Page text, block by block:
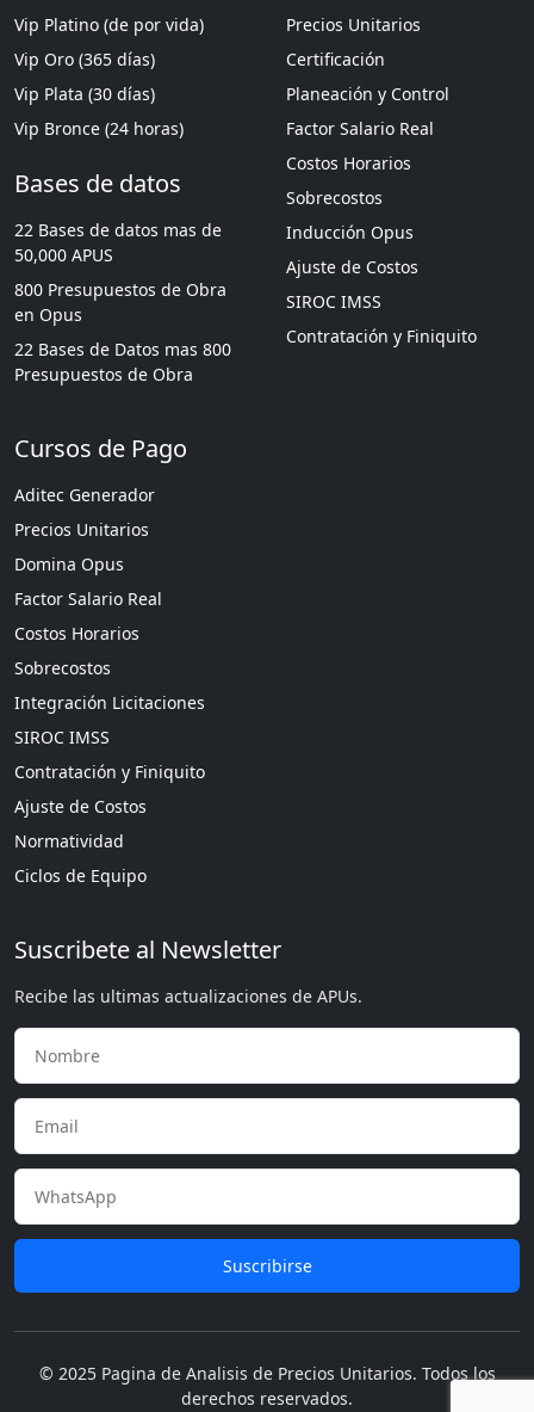
Vip Platino (de por vida)
Vip Oro (365 días)
Vip Plata (30 días)
Vip Bronce (24 horas)
Bases de datos
22 Bases de datos mas de
50,000 APUS
800 Presupuestos de Obra
en Opus
22 Bases de Datos mas 800
Presupuestos de Obra
Precios Unitarios
Certificación
Planeación y Control
Factor Salario Real
Costos Horarios
Sobrecostos
Inducción Opus
Ajuste de Costos
SIROC IMSS
Contratación y Finiquito
Cursos de Pago
Aditec Generador
Precios Unitarios
Domina Opus
Factor Salario Real
Costos Horarios
Sobrecostos
Integración Licitaciones
SIROC IMSS
Contratación y Finiquito
Ajuste de Costos
Normatividad
Ciclos de Equipo
Suscribete al Newsletter
Recibe las ultimas actualizaciones de APUs.
Suscribirse
© 2025 Pagina de Analisis de Precios Unitarios. Todos los
derechos reservados.